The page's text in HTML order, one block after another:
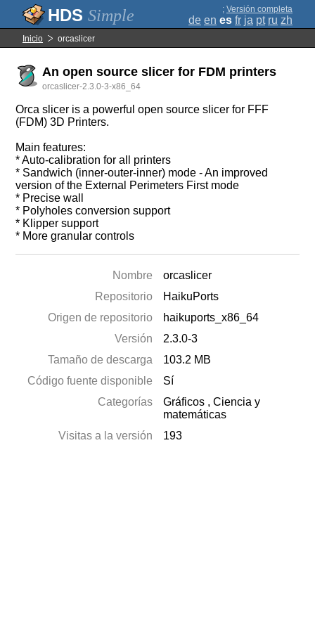
Simple ; Versión completa
de en es fr ja pt ru zh
Inicio orcaslicer
An open source slicer for FDM printers
orcaslicer-2.3.0-3-x86_64
Orca slicer is a powerful open source slicer for FFF
(FDM) 3D Printers.
Main features:
* Auto-calibration for all printers
* Sandwich (inner-outer-inner) mode - An improved
version of the External Perimeters First mode
* Precise wall
* Polyholes conversion support
* Klipper support
* More granular controls
Nombre
orcaslicer
Repositorio
HaikuPorts
Origen de repositorio
haikuports_x86_64
Versión
2.3.0-3
Tamaño de descarga
103.2 MB
Código fuente disponible
Sí
Categorías
Gráficos ,Ciencia y
matemáticas
Visitas a la versión
193